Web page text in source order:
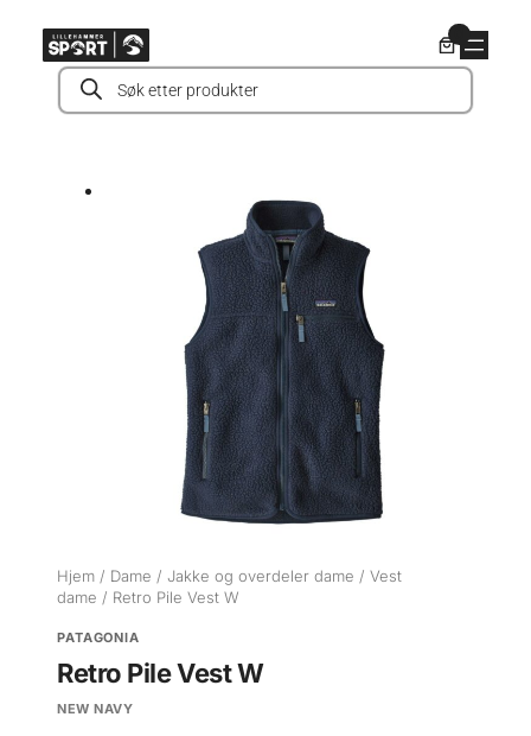
innholdProducts
search
Hjem / Dame / Jakke og overdeler dame / Vest
dame / Retro Pile Vest W
PATAGONIA
Retro Pile Vest W
NEW NAVY